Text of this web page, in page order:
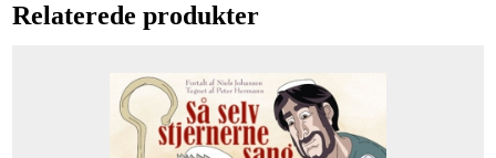
Relaterede produkter